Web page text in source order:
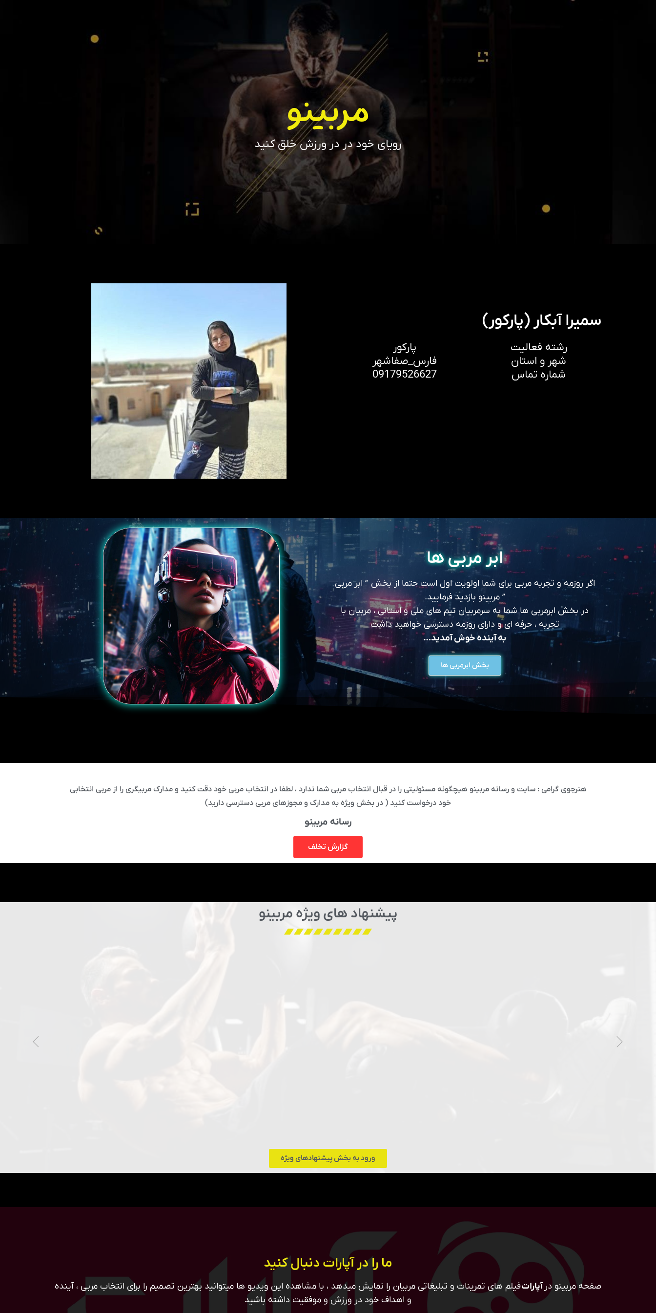
مربینو
رویای خود در در ورزش خلق کنید
سمیرا آبکار (پارکور)
رشته فعالیت
پارکور
شهر و استان
فارس_صفاشهر
شماره تماس
09179526627
ابر مربی ها
اگر روزمه و تجربه مربی برای شما اولویت اول است حتما از بخش ” ابر مربی
” مربینو بازدید فرمایید.
در بخش ابرمربی ها شما به سرمربیان تیم های ملی و استانی ، مربیان با
تجربه ، حرفه ای و دارای روزمه دسترسی خواهید داشت
به آینده خوش آمدید…
بخش ابرمربی ها
هنرجوی گرامی : سایت و رسانه مربینو هیچگونه مسئولیتی را در قبال انتخاب مربی شما ندارد ، لطفا در انتخاب مربی خود دقت کنید و مدارک مربیگری را از مربی انتخابی
خود درخواست کنید ( در بخش ویژه به مدارک و مجوزهای مربی دسترسی دارید)
رسانه مربینو
گزارش تخلف
پیشنهاد های ویژه مربینو
ورود به بخش پیشنهادهای ویژه
ما را در آپارات دنبال کنید
صفحه مربینو در آپاراتفیلم های تمرینات و تبلیغاتی مربیان را نمایش میدهد ، با مشاهده این ویدیو ها میتوانید بهترین تصمیم را برای انتخاب مربی ، آینده
و اهداف خود در ورزش و موفقیت داشته باشید